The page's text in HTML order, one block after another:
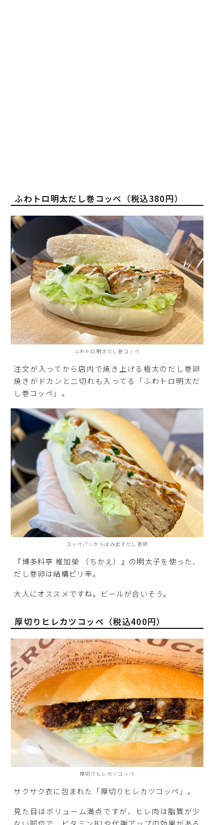
ふわトロ明太だし巻コッペ（税込380円）
ふわトロ明太だし巻コッペ
注文が入ってから店内で焼き上げる極太のだし巻卵
焼きがドカンと二切れも入ってる「ふわトロ明太だ
し巻コッペ」。
コッペパンからはみ出すだし巻卵
『博多料亭 稚加榮 （ちかえ）』の明太子を使った、
だし巻卵は結構ピリ辛。
大人にオススメですね。ビールが合いそう。
厚切りヒレカツコッペ（税込400円）
厚切りヒレカツコッペ
サクサク衣に包まれた「厚切りヒレカツコッペ」。
見た目はボリューム満点ですが、ヒレ肉は脂質が少